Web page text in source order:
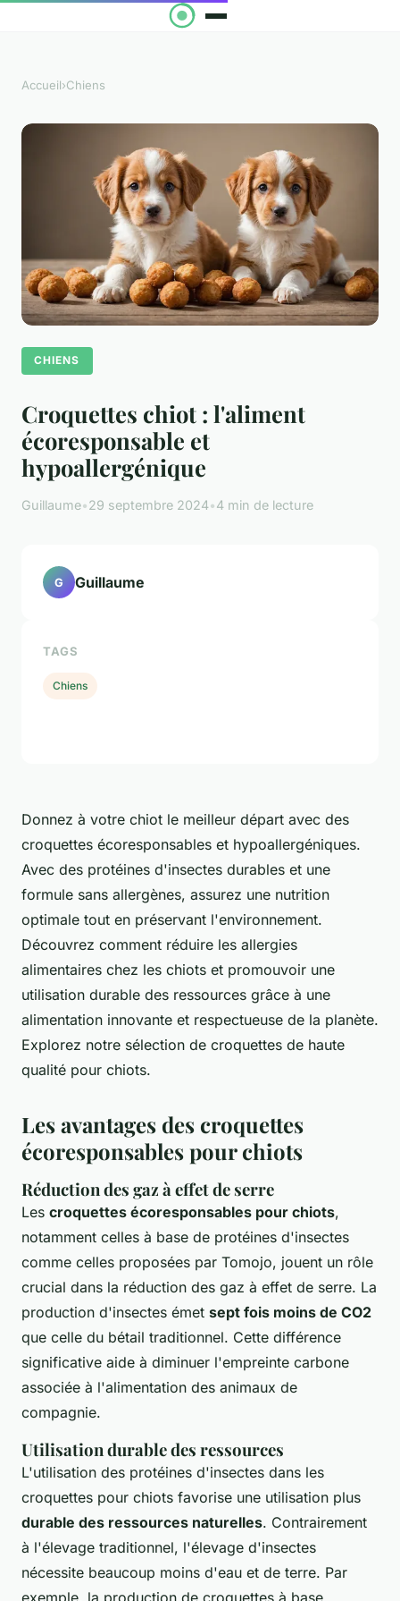
Accueil›Chiens
CHIENS
Croquettes chiot : l'aliment
écoresponsable et
hypoallergénique
Guillaume•29 septembre 2024•4 min de lecture
Donnez à votre chiot le meilleur départ avec des
croquettes écoresponsables et hypoallergéniques.
Avec des protéines d'insectes durables et une
formule sans allergènes, assurez une nutrition
optimale tout en préservant l'environnement.
Découvrez comment réduire les allergies
alimentaires chez les chiots et promouvoir une
utilisation durable des ressources grâce à une
alimentation innovante et respectueuse de la planète.
Explorez notre sélection de croquettes de haute
qualité pour chiots.
Les avantages des croquettes
écoresponsables pour chiots
Réduction des gaz à effet de serre
Les croquettes écoresponsables pour chiots,
notamment celles à base de protéines d'insectes
comme celles proposées par Tomojo, jouent un rôle
crucial dans la réduction des gaz à effet de serre. La
production d'insectes émet sept fois moins de CO2
que celle du bétail traditionnel. Cette différence
significative aide à diminuer l'empreinte carbone
associée à l'alimentation des animaux de
compagnie.
Utilisation durable des ressources
L'utilisation des protéines d'insectes dans les
croquettes pour chiots favorise une utilisation plus
durable des ressources naturelles. Contrairement
à l'élevage traditionnel, l'élevage d'insectes
nécessite beaucoup moins d'eau et de terre. Par
exemple, la production de croquettes à base
G Guillaume
TAGS
Chiens